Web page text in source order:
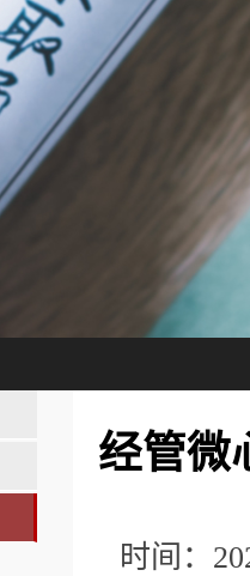
经管微
时间：